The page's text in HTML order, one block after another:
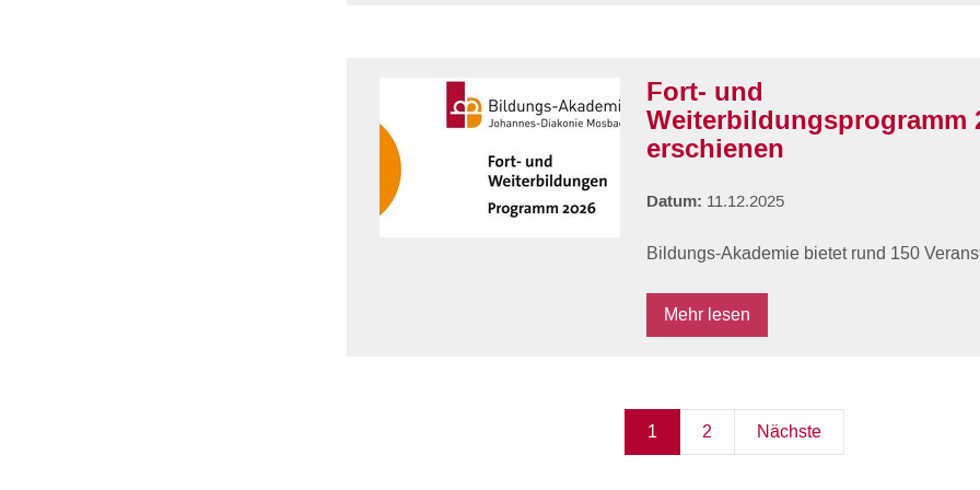
Fort- und
Weiterbildungsprogramm
erschienen
Datum: 11.12.2025
Bildungs-Akademie bietet rund 150
Mehr lesen
1 2 Nächste